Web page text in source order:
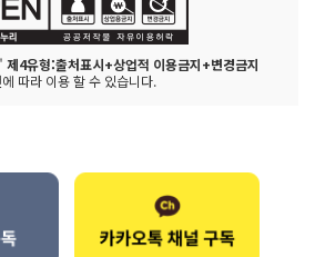
제4유형:출처표시+상업적 이용금지+변경금지
따라 이용 할 수 있습니다.